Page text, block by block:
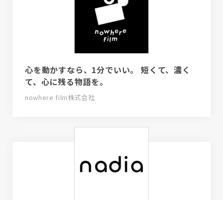
心を動かすなら、1分でいい。 短くて、濃く
て、心に残る物語を。
nowhere film株式会社